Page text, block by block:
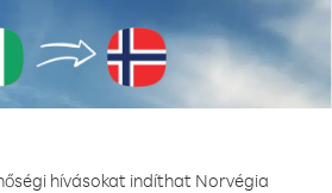
hívásokat indíthat Norvégia